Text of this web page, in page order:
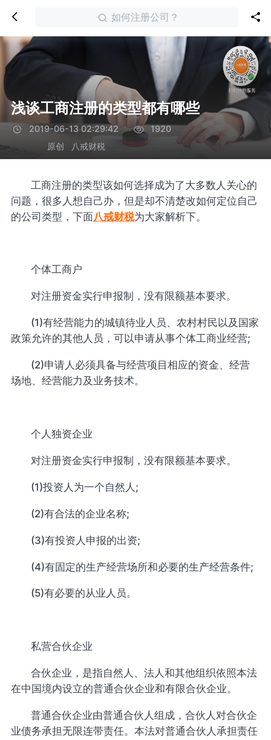
如何注册公司？
浅谈工商注册的类型都有哪些
2019-06-13 02:29:42
1920
原创
八戒财税
工商注册的类型该如何选择成为了大多数人关心的
问题，很多人想自己办，但是却不清楚改如何定位自己
的公司类型，下面八戒财税为大家解析下。
个体工商户
对注册资金实行申报制，没有限额基本要求。
(1)有经营能力的城镇待业人员、农村村民以及国家
政策允许的其他人员，可以申请从事个体工商业经营;
(2)申请人必须具备与经营项目相应的资金、经营
场地、经营能力及业务技术。
个人独资企业
对注册资金实行申报制，没有限额基本要求。
(1)投资人为一个自然人;
(2)有合法的企业名称;
(3)有投资人申报的出资;
(4)有固定的生产经营场所和必要的生产经营条件;
(5)有必要的从业人员。
私营合伙企业
合伙企业，是指自然人、法人和其他组织依照本法
在中国境内设立的普通合伙企业和有限合伙企业。
普通合伙企业由普通合伙人组成，合伙人对合伙企
业债务承担无限连带责任。本法对普通合伙人承担责任